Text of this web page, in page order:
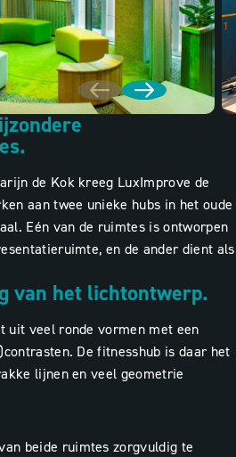
de Kok kreeg LuxImprove de
aan twee unieke hubs in het oude
Eén van de ruimtes is ontworpen
en de ander dient als
van het lichtontwerp.
uit veel ronde vormen met een
De fitnesshub is daar het
lijnen en veel geometrie
beide ruimtes zorgvuldig te